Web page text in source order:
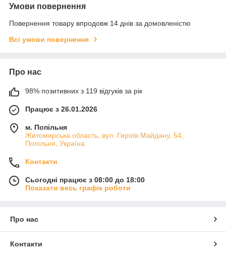
Умови повернення
Повернення товару впродовж 14 днів за домовленістю
Всі умови повернення
Про нас
98% позитивних з 119 відгуків за рік
Працює з 26.01.2026
м. Попільня
Житомирська область, вул. Героїв Майдану, 54,
Попільня, Україна
Контакти
Сьогодні працює з 08:00 до 18:00
Показати весь графік роботи
Про нас
Контакти